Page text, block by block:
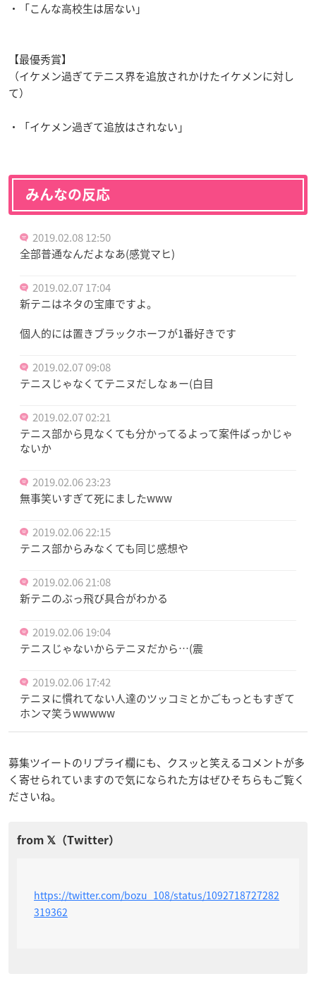
・「こんな高校生は居ない」
【最優秀賞】
（イケメン過ぎてテニス界を追放されかけたイケメンに対し
て）
・「イケメン過ぎて追放はされない」
みんなの反応
2019.02.08 12:50
全部普通なんだよなあ(感覚マヒ)
2019.02.07 17:04
新テニはネタの宝庫ですよ。
個人的には置きブラックホーフが1番好きです
2019.02.07 09:08
テニスじゃなくてテニヌだしなぁー(白目
2019.02.07 02:21
テニス部から見なくても分かってるよって案件ばっかじゃ
ないか
2019.02.06 23:23
無事笑いすぎて死にましたwww
2019.02.06 22:15
テニス部からみなくても同じ感想や
2019.02.06 21:08
新テニのぶっ飛び具合がわかる
2019.02.06 19:04
テニスじゃないからテニヌだから…(震
2019.02.06 17:42
テニヌに慣れてない人達のツッコミとかごもっともすぎて
ホンマ笑うwwwww
募集ツイートのリプライ欄にも、クスッと笑えるコメントが多
く寄せられていますので気になられた方はぜひそちらもご覧く
ださいね。
https://twitter.com/bozu_108/status/1092718727282
319362